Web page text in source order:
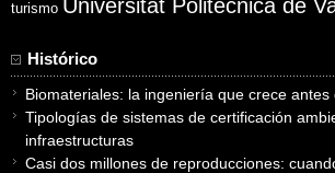
turismo Universitat Politècnica de
Histórico
Biomateriales: la ingeniería que crece antes
Tipologías de sistemas de certificación
infraestructuras
Casi dos millones de reproducciones: